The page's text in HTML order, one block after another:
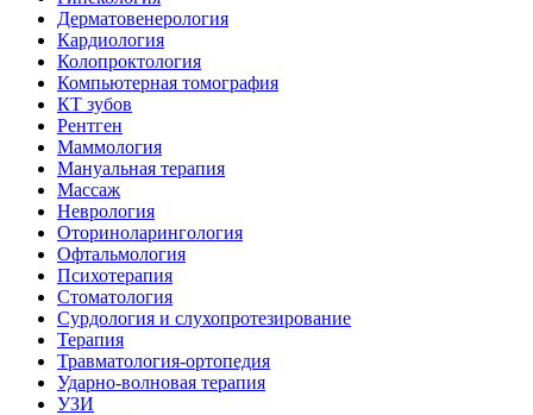
Дерматовенерология
Кардиология
Колопроктология
Компьютерная томография
КТ зубов
Рентген
Маммология
Мануальная терапия
Массаж
Неврология
Оториноларингология
Офтальмология
Психотерапия
Стоматология
Сурдология и слухопротезирование
Терапия
Травматология-ортопедия
Ударно-волновая терапия
УЗИ